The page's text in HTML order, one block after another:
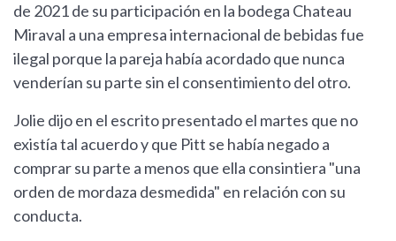
de 2021 de su participación en la bodega Chateau
Miraval a una empresa internacional de bebidas fue
ilegal porque la pareja había acordado que nunca
venderían su parte sin el consentimiento del otro.
Jolie dijo en el escrito presentado el martes que no
existía tal acuerdo y que Pitt se había negado a
comprar su parte a menos que ella consintiera "una
orden de mordaza desmedida" en relación con su
conducta.